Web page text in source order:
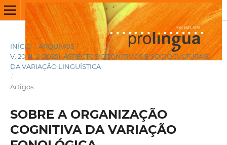
INÍCIO / ARQUIVOS /
V. 20 N. 2 (2025): ASPECTOS COGNITIVOS E SOCIOCULTURAIS
DA VARIAÇÃO LINGUÍSTICA
/
Artigos
SOBRE A ORGANIZAÇÃO
COGNITIVA DA VARIAÇÃO